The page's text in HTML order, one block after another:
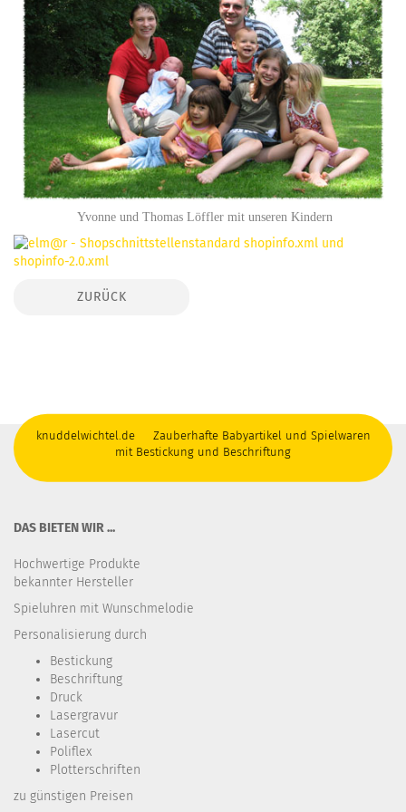
Yvonne und Thomas Löffler mit unseren Kindern
ZURÜCK
knuddelwichtel.de Zauberhafte Babyartikel und Spielwaren
mit Bestickung und Beschriftung
DAS BIETEN WIR ...
Hochwertige Produkte
bekannter Hersteller
Spieluhren mit Wunschmelodie
Personalisierung durch
Bestickung​
Beschriftung
Druck
Lasergravur
Lasercut
Poliflex
Plotterschriften
zu günstigen Preisen